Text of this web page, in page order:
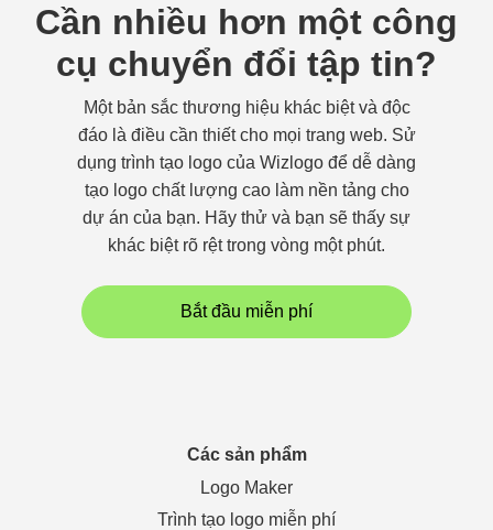
Cần nhiều hơn một công
cụ chuyển đổi tập tin?
Một bản sắc thương hiệu khác biệt và độc
đáo là điều cần thiết cho mọi trang web. Sử
dụng trình tạo logo của Wizlogo để dễ dàng
tạo logo chất lượng cao làm nền tảng cho
dự án của bạn. Hãy thử và bạn sẽ thấy sự
khác biệt rõ rệt trong vòng một phút.
Bắt đầu miễn phí
Các sản phẩm
Logo Maker
Trình tạo logo miễn phí